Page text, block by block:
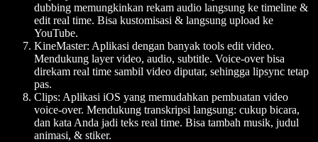
dubbing memungkinkan rekam audio langsung ke timeline &
edit real time. Bisa kustomisasi & langsung upload ke
YouTube.
KineMaster: Aplikasi dengan banyak tools edit video.
Mendukung layer video, audio, subtitle. Voice-over bisa
direkam real time sambil video diputar, sehingga lipsync tetap
pas.
Clips: Aplikasi iOS yang memudahkan pembuatan video
voice-over. Mendukung transkripsi langsung: cukup bicara,
dan kata Anda jadi teks real time. Bisa tambah musik, judul
animasi, & stiker.